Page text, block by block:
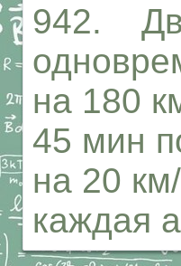
942.
на 180
45 мин
на 20
каждая